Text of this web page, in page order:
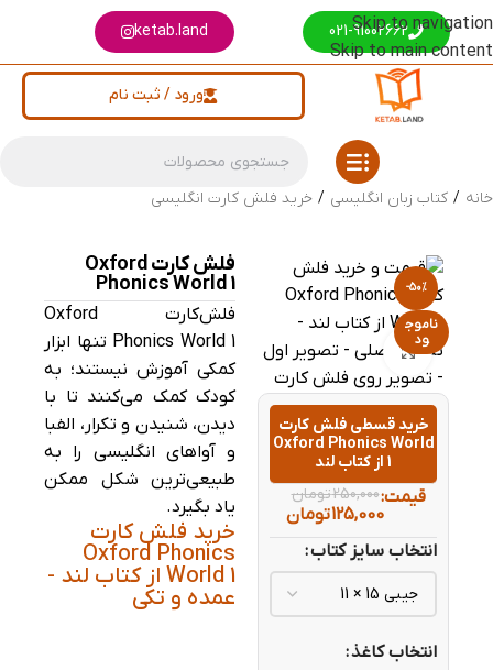
Skip to navigation
Skip to main content
021-91002662
ketab.land
ورود / ثبت نام
خانه / کتاب زبان انگلیسی / خرید فلش کارت انگلیسی
-50%
ناموج
ود
بزرگنمایی تصویر
خرید قسطی فلش کارت
Oxford Phonics World
1 از کتاب لند
قیمت:250,000تومان
125,000تومان
انتخاب سایز کتاب
انتخاب کاغذ
فلش کارت Oxford
Phonics World 1
فلش‌کارت‌ Oxford
Phonics World 1 تنها ابزار
کمکی آموزش نیستند؛ به
کودک کمک می‌کنند تا با
دیدن، شنیدن و تکرار، الفبا
و آواهای انگلیسی را به
طبیعی‌ترین شکل ممکن
یاد بگیرد.
خرید فلش کارت
Oxford Phonics
World 1 از کتاب لند -
عمده و تکی